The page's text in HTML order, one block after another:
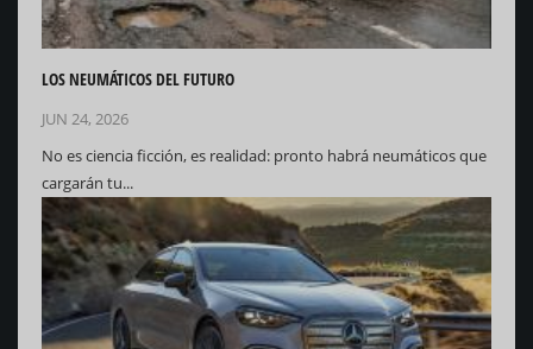
LOS NEUMÁTICOS DEL FUTURO
JUN 24, 2026
No es ciencia ficción, es realidad: pronto habrá neumáticos que
cargarán tu...